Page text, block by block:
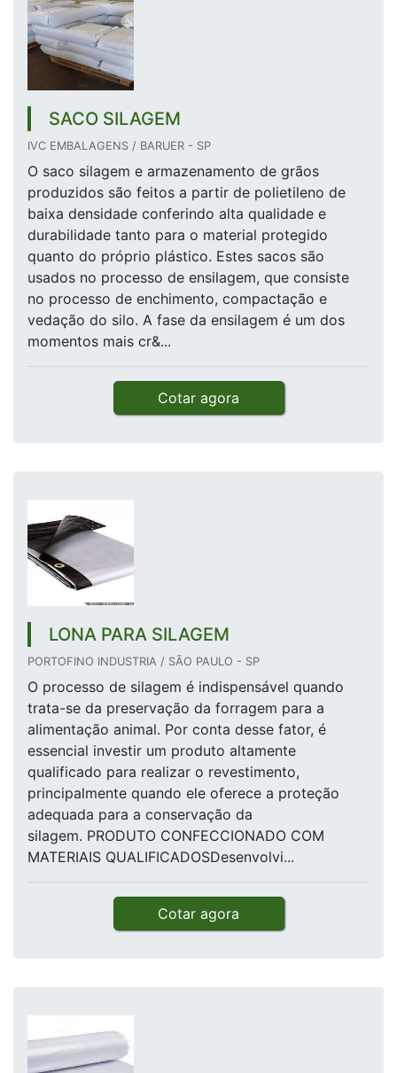
SACO SILAGEM
IVC EMBALAGENS / BARUER - SP
O saco silagem e armazenamento de grãos
produzidos são feitos a partir de polietileno de
baixa densidade conferindo alta qualidade e
durabilidade tanto para o material protegido
quanto do próprio plástico. Estes sacos são
usados no processo de ensilagem, que consiste
no processo de enchimento, compactação e
vedação do silo. A fase da ensilagem é um dos
momentos mais cr&...
Cotar agora
LONA PARA SILAGEM
PORTOFINO INDUSTRIA / SÃO PAULO - SP
O processo de silagem é indispensável quando
trata-se da preservação da forragem para a
alimentação animal. Por conta desse fator, é
essencial investir um produto altamente
qualificado para realizar o revestimento,
principalmente quando ele oferece a proteção
adequada para a conservação da
silagem. PRODUTO CONFECCIONADO COM
MATERIAIS QUALIFICADOSDesenvolvi...
Cotar agora